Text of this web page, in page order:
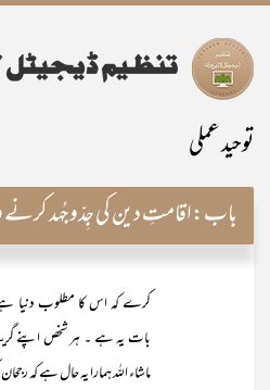
توحید عملی
باب:اقامتِ دین کی جِدّوجُہد کرنے والوں کے
کرے کہ اس کا مطلوب دنیا
بات یہ ہے ۔ ہر شخص اپنے
ماشاء اللہ ہمارا یہ حال ہے کہ